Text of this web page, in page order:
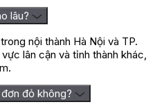
lâu?
nội thành Hà Nội và TP.
lân cận và tỉnh thành khác,
đỏ không?